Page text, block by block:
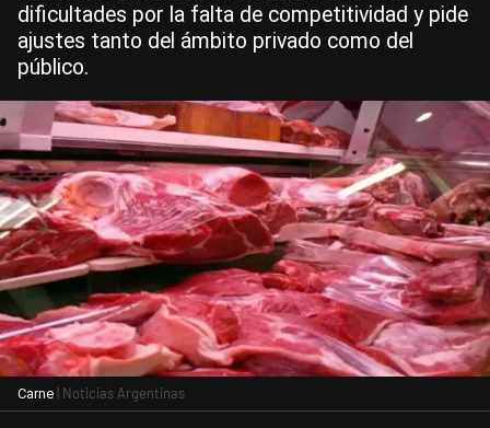
dificultades por la falta de competitividad y pide
ajustes tanto del ámbito privado como del
público.
Carne | Noticias Argentinas